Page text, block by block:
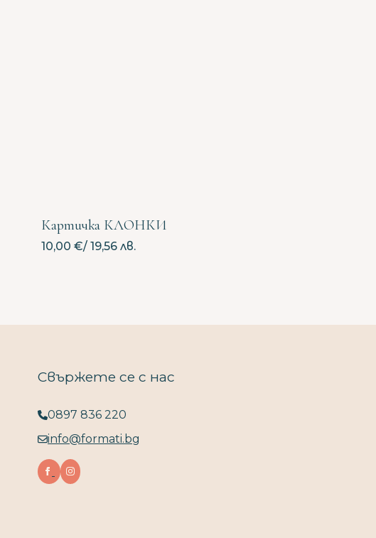
Картичка КЛОНКИ
10,00€/ 19,56 лв.
Свържете се с нас
0897 836 220
info@formati.bg